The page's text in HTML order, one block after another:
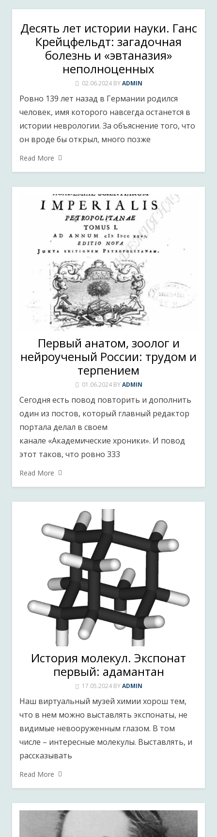
Десять лет истории науки. Ганс
Крейцфельдт: загадочная
болезнь и «эвтаназия»
неполноценных
02.06.2024 BY ADMIN
Ровно 139 лет назад в Германии родился
человек, имя которого навсегда останется в
истории неврологии. За объяснение того, что
он вроде бы открыл, много позже
Read More
Первый анатом, зоолог и
нейроученый России: трудом и
терпением
01.06.2024 BY ADMIN
Сегодня есть повод повторить и дополнить
один из постов, который главный редактор
портала делал в своем
канале «Академические хроники». И повод
этот таков, что ровно 333
Read More
История молекул. Экспонат
первый: адамантан
17.05.2024 BY ADMIN
Наш виртуальный музей химии хорош тем,
что в нем можно выставлять экспонаты, не
видимые невооруженным глазом. В том
числе – интересные молекулы. Выставлять, и
рассказывать
Read More